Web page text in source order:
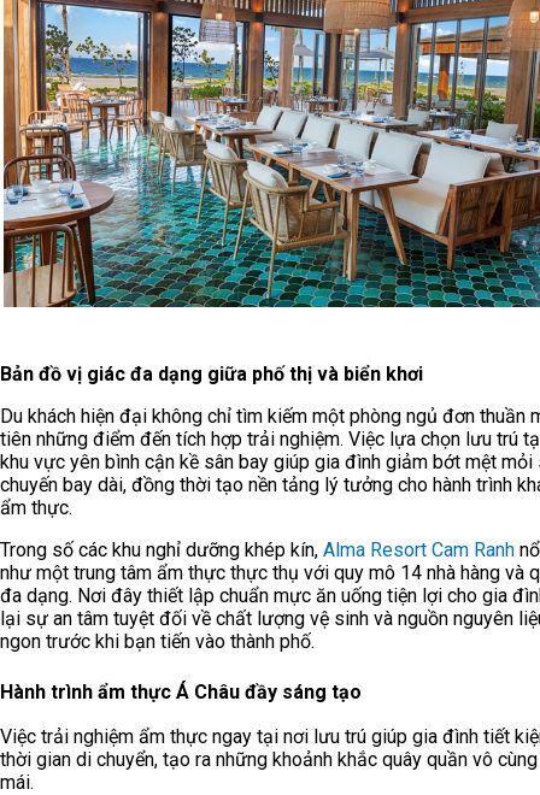
Bản đồ vị giác đa dạng giữa phố thị và biển khơi
Du khách hiện đại không chỉ tìm kiếm một phòng ngủ đơn thuần
tiên những điểm đến tích hợp trải nghiệm. Việc lựa chọn lưu trú
khu vực yên bình cận kề sân bay giúp gia đình giảm bớt mệt mỏi
chuyến bay dài, đồng thời tạo nền tảng lý tưởng cho hành trình
ẩm thực.
Trong số các khu nghỉ dưỡng khép kín, Alma Resort Cam Ranh
như một trung tâm ẩm thực thực thụ với quy mô 14 nhà hàng và
đa dạng. Nơi đây thiết lập chuẩn mực ăn uống tiện lợi cho gia
lại sự an tâm tuyệt đối về chất lượng vệ sinh và nguồn nguyên
ngon trước khi bạn tiến vào thành phố.
Hành trình ẩm thực Á Châu đầy sáng tạo
Việc trải nghiệm ẩm thực ngay tại nơi lưu trú giúp gia đình tiết
thời gian di chuyển, tạo ra những khoảnh khắc quây quần vô
mái.